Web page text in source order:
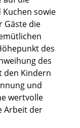
sowie
Gäste die
des
des
den Kindern
und
wertvolle
Arbeit der